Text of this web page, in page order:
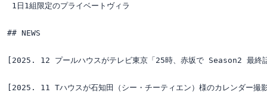
1日1組限定のプライベートヴィラ
## NEWS
[2025. 12 プールハウスがテレビ東京「25時、赤坂で
[2025. 11 Tハウスが石知田（シー・チーティエン）様のカレ